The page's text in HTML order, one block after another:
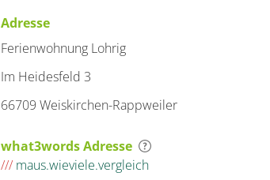
Adresse
Ferienwohnung Lohrig
Im Heidesfeld 3
66709 Weiskirchen-Rappweiler
what3words Adresse
/// maus.wieviele.vergleich